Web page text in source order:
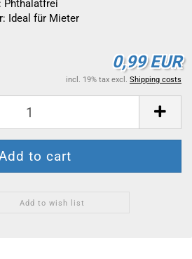
Phthalatfrei
Ideal für Mieter
0,99 EUR
incl. 19% tax excl. Shipping costs
Add to wish list